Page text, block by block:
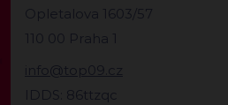
Opletalova 1603/57
110 00 Praha 1
info@top09.cz
IDDS: 86ttzqc